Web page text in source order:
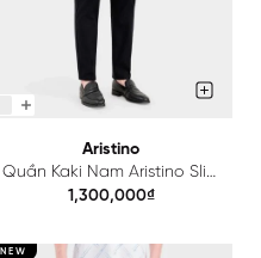
Aristino
Quần Kaki Nam Aristino Slim
Fit AKK803A0H0
1,300,000₫
NEW